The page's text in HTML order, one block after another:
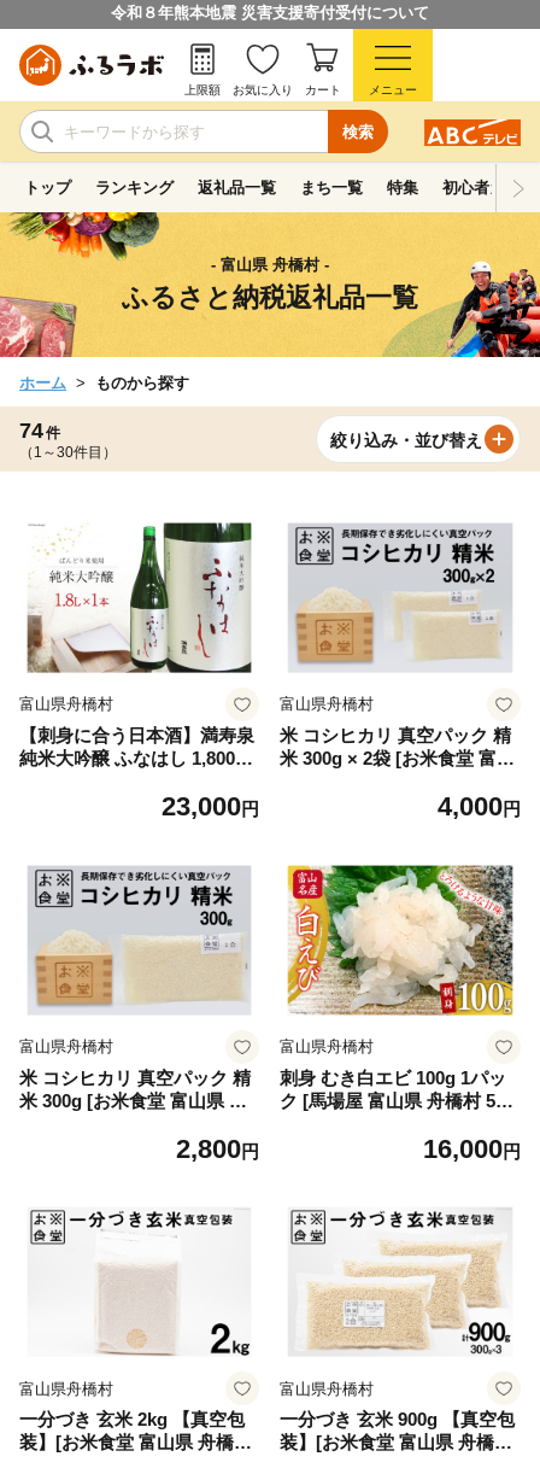
令和８年熊本地震 災害支援寄付受付について
検索
上限額 お気に入り カート メニュー
トップ ランキング 返礼品一覧 まち一覧 特集 初心者ガイド
- 富山県 舟橋村 -
ふるさと納税返礼品一覧
ホーム ものから探す
74件
（1～30件目）
絞り込み・並び替え
富山県舟橋村
【刺身に合う日本酒】満寿泉
純米大吟醸 ふなはし 1,800ml
23,000円
富山県舟橋村
米 コシヒカリ 真空パック 精
米 300g × 2袋 [お米食堂 富山
こめ コメ 無洗米 白米 精米
4,000円
富山県舟橋村
米 コシヒカリ 真空パック 精
米 300g [お米食堂 富山県 舟
コメ 無洗米 白米 精米 ごはん
2,800円
富山県舟橋村
刺身 むき白エビ 100g 1パッ
ク [馬場屋 富山県 舟橋村 570
エビ 白海老 しろえび 冷凍 む
16,000円
富山県舟橋村
一分づき 玄米 2kg 【真空包
装】[お米食堂 富山県 舟橋村
富山県舟橋村
一分づき 玄米 900g 【真空包
装】[お米食堂 富山県 舟橋村